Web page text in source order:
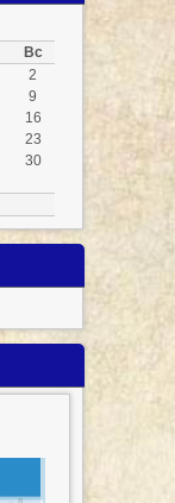
Вс
2
9
16
23
30